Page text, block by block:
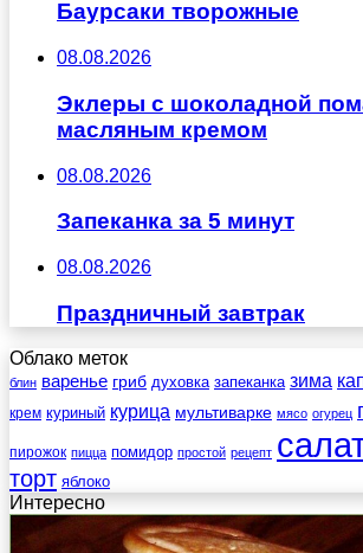
Баурсаки творожные
08.08.2026
Эклеры с шоколадной
масляным кремом
08.08.2026
Запеканка за 5 минут
08.08.2026
Праздничный завтрак
Облако меток
блин варенье гриб духовка запеканка зима
крем куриный курица мультиварке мясо огурец
пирожок пицца помидор простой рецепт
торт яблоко
Интересно